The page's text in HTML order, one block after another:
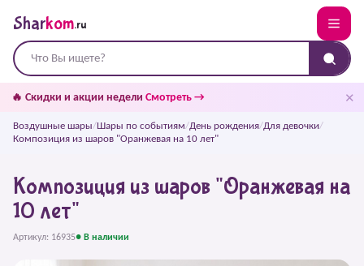
Sharkom.ru
🔥 Скидки и акции недели Смотреть → ✕
Воздушные шары/Шары по событиям/День рождения/Для девочки/
Композиция из шаров "Оранжевая на 10 лет"
Композиция из шаров "Оранжевая на
10 лет"
Артикул: 16935● В наличии